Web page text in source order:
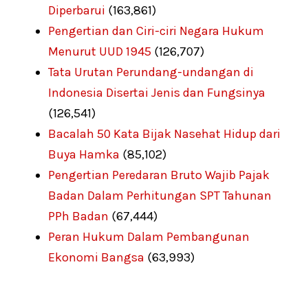
Diperbarui (163,861)
Pengertian dan Ciri-ciri Negara Hukum
Menurut UUD 1945 (126,707)
Tata Urutan Perundang-undangan di
Indonesia Disertai Jenis dan Fungsinya
(126,541)
Bacalah 50 Kata Bijak Nasehat Hidup dari
Buya Hamka (85,102)
Pengertian Peredaran Bruto Wajib Pajak
Badan Dalam Perhitungan SPT Tahunan
PPh Badan (67,444)
Peran Hukum Dalam Pembangunan
Ekonomi Bangsa (63,993)